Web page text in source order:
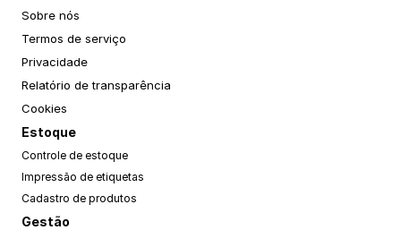
Sobre nós
Termos de serviço
Privacidade
Relatório de transparência
Cookies
Estoque
Controle de estoque
Impressão de etiquetas
Cadastro de produtos
Gestão